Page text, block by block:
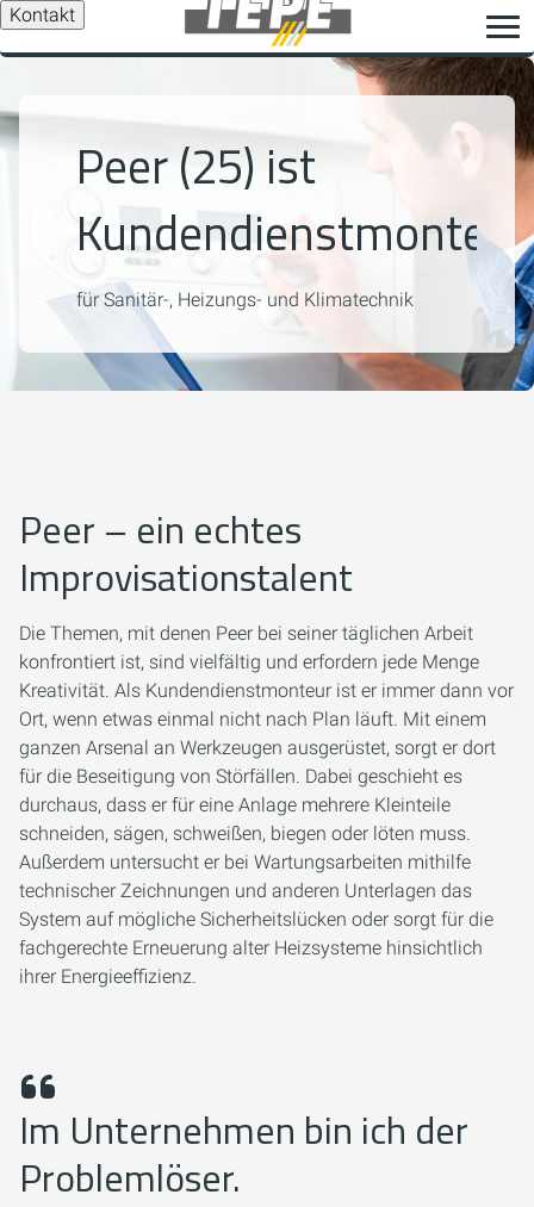
Kontakt
Peer (25) ist
Kundendienstmonteur
für Sanitär-, Heizungs- und Klimatechnik
Peer – ein echtes
Improvisationstalent
Die Themen, mit denen Peer bei seiner täglichen Arbeit
konfrontiert ist, sind vielfältig und erfordern jede Menge
Kreativität. Als Kundendienstmonteur ist er immer dann vor
Ort, wenn etwas einmal nicht nach Plan läuft. Mit einem
ganzen Arsenal an Werkzeugen ausgerüstet, sorgt er dort
für die Beseitigung von Störfällen. Dabei geschieht es
durchaus, dass er für eine Anlage mehrere Kleinteile
schneiden, sägen, schweißen, biegen oder löten muss.
Außerdem untersucht er bei Wartungsarbeiten mithilfe
technischer Zeichnungen und anderen Unterlagen das
System auf mögliche Sicherheitslücken oder sorgt für die
fachgerechte Erneuerung alter Heizsysteme hinsichtlich
ihrer Energieeffizienz.
Im Unternehmen bin ich der
Problemlöser.